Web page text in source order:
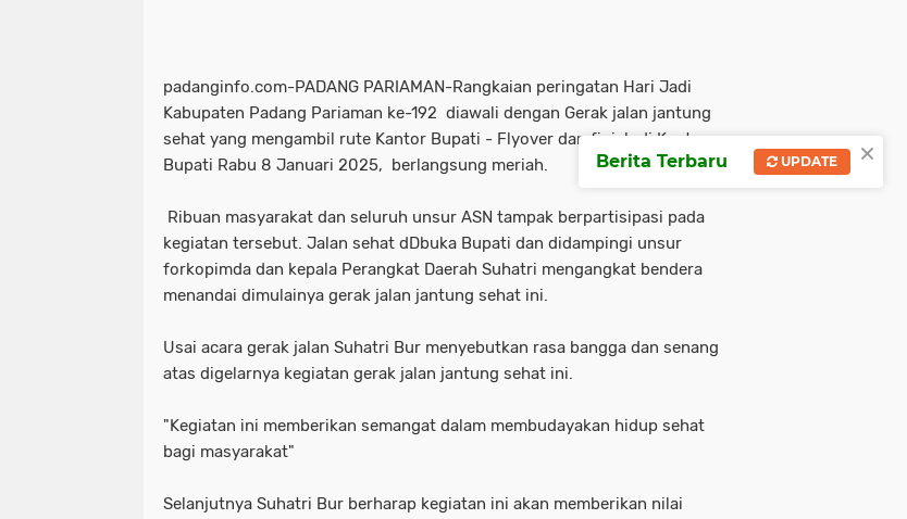
padanginfo.com-PADANG PARIAMAN-Rangkaian peringatan Hari Jadi
Kabupaten Padang Pariaman ke-192 diawali dengan Gerak jalan jantung
sehat yang mengambil rute Kantor Bupati - Flyover dan finish di Kantor
Bupati Rabu 8 Januari 2025, berlangsung meriah.
Ribuan masyarakat dan seluruh unsur ASN tampak berpartisipasi pada
kegiatan tersebut. Jalan sehat dDbuka Bupati dan didampingi unsur
forkopimda dan kepala Perangkat Daerah Suhatri mengangkat bendera
menandai dimulainya gerak jalan jantung sehat ini.
Usai acara gerak jalan Suhatri Bur menyebutkan rasa bangga dan senang
atas digelarnya kegiatan gerak jalan jantung sehat ini.
"Kegiatan ini memberikan semangat dalam membudayakan hidup sehat
bagi masyarakat"
Selanjutnya Suhatri Bur berharap kegiatan ini akan memberikan nilai
×
Berita Terbaru UPDATE